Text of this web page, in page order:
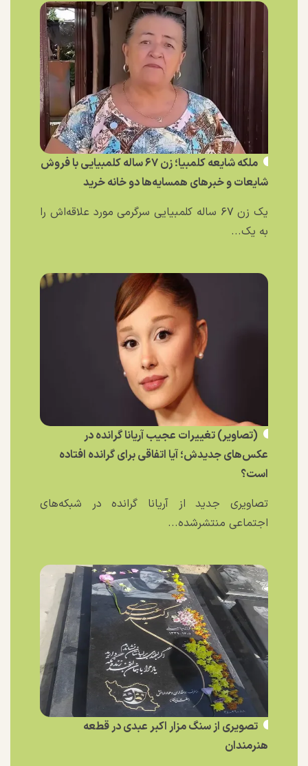
ملکه شایعه کلمبیا؛ زن ۶۷ ساله کلمبیایی با فروش
شایعات و خبر‌های همسایه‌ها دو خانه خرید
یک زن ۶۷ ساله کلمبیایی سرگرمی مورد علاقه‌اش را
به یک...
(تصاویر) تغییرات عجیب آریانا گرانده در
عکس‌های جدیدش؛ آیا اتفاقی برای گرانده افتاده
است؟
تصاویری جدید از آریانا گرانده در شبکه‌های
اجتماعی منتشرشده...
تصویری از سنگ مزار اکبر عبدی در قطعه
هنرمندان